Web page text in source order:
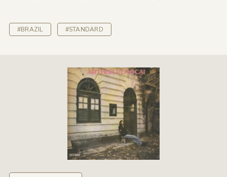
#BRAZIL #STANDARD